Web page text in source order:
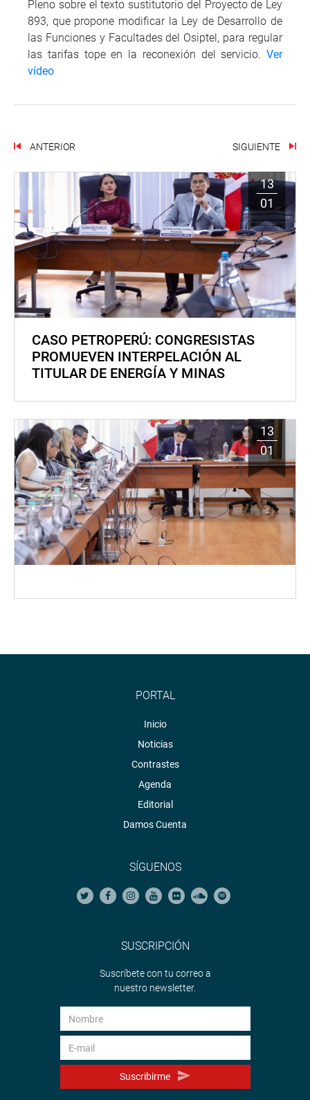
Pleno sobre el texto sustitutorio del Proyecto de Ley
893, que propone modificar la Ley de Desarrollo de
las Funciones y Facultades del Osiptel, para regular
las tarifas tope en la reconexión del servicio. Ver
vídeo
ANTERIOR SIGUIENTE
13
01
CASO PETROPERÚ: CONGRESISTAS
PROMUEVEN INTERPELACIÓN AL
TITULAR DE ENERGÍA Y MINAS
13
01
PORTAL
Inicio
Noticias
Contrastes
Agenda
Editorial
Damos Cuenta
SÍGUENOS
SUSCRIPCIÓN
Suscríbete con tu correo a
nuestro newsletter.
Suscribirme